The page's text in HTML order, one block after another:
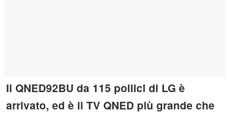
Il QNED92BU da 115 pollici di LG è
arrivato, ed è il TV QNED più grande che